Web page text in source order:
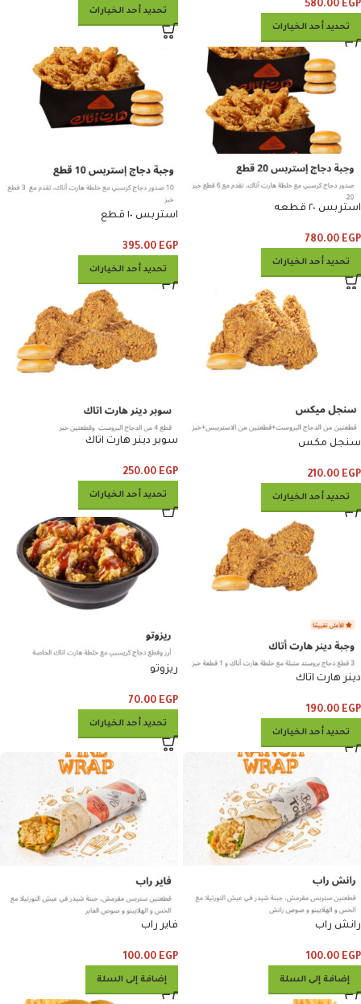
580.00 EGP
تحديد أحد الخيارات
تحديد أحد الخيارات
استربس ٢٠ قطعه
780.00 EGP
تحديد أحد الخيارات
استربس ١٠ قطع
395.00 EGP
تحديد أحد الخيارات
سنجل مكس
210.00 EGP
تحديد أحد الخيارات
سوبر دينر هارت اتاك
250.00 EGP
تحديد أحد الخيارات
دينر هارت اتاك
190.00 EGP
تحديد أحد الخيارات
ريزوتو
70.00 EGP
تحديد أحد الخيارات
رانش راب
100.00 EGP
إضافة إلى السلة
فاير راب
100.00 EGP
إضافة إلى السلة